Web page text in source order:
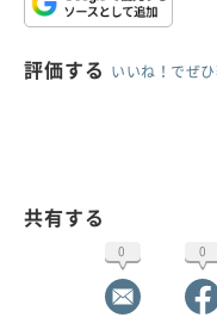
評価する いいね！でぜ
共有する
0 0